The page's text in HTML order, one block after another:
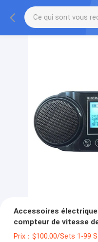
Accessoires
compteur de vitesse
parleur stéréo de WiFi
Prix：$100.00/Sets 1-99